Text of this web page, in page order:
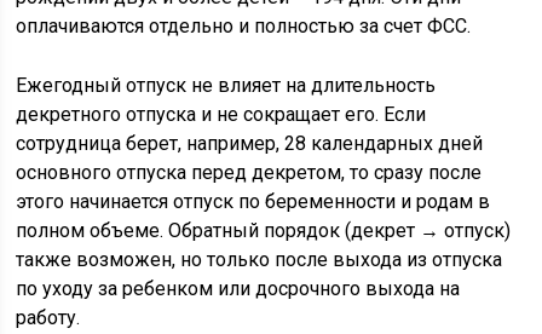
оплачиваются отдельно и полностью за счет ФСС.
Ежегодный отпуск не влияет на длительность
декретного отпуска и не сокращает его. Если
сотрудница берет, например, 28 календарных дней
основного отпуска перед декретом, то сразу после
этого начинается отпуск по беременности и родам в
полном объеме. Обратный порядок (декрет → отпуск)
также возможен, но только после выхода из отпуска
по уходу за ребенком или досрочного выхода на
работу.